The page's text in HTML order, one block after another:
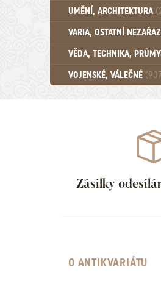
Učebnice - Jazykové
Učebnice - VŠ (259)
Učebnice - ZŠ (556)
Učebnice - Ostatní (499)
UMĚNÍ, ARCHITEKTURA
VARIA, OSTATNÍ
VĚDA, TECHNIKA,
VOJENSKÉ, VÁLEČNÉ
Zásilky
O ANTIKVARIÁTU